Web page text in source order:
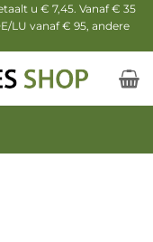
u € 7,45. Vanaf € 35
LU vanaf € 95, andere